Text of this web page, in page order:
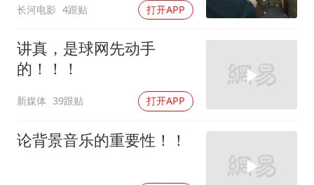
OpenAI为免费用户升级GPT-5.6 Luna
如何把百年大党建设得更加坚强有力？
长河电影 4跟贴 打开APP
讲真，是球网先动手
的！！！
新媒体 39跟贴 打开APP
论背景音乐的重要性！！